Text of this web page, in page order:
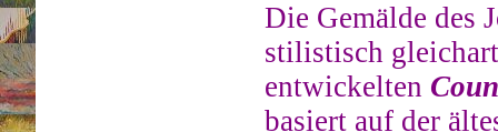
Die Gemälde des
stilistisch
entwickelten
basiert auf der